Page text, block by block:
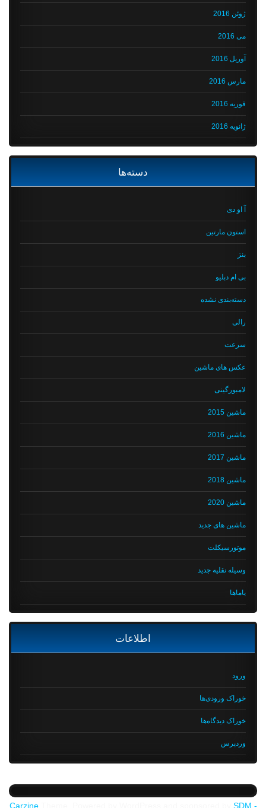
ژوئن 2016
می 2016
آوریل 2016
مارس 2016
فوریه 2016
ژانویه 2016
دسته‌ها
آ او دی
استون مارتین
بی ام دبلیو
دسته‌بندی نشده
رالی
سرعت
عکس های ماشین
لامبورگینی
ماشین 2015
ماشین 2016
ماشین 2017
ماشین 2018
ماشین 2020
ماشین های جدید
موتورسیکلت
وسیله نقلیه جدید
یاماها
اطلاعات
ورود
خوراک ورودی‌ها
خوراک دیدگاه‌ها
وردپرس
Carzine Theme, Powered by WordPress and sponsored bySDM -